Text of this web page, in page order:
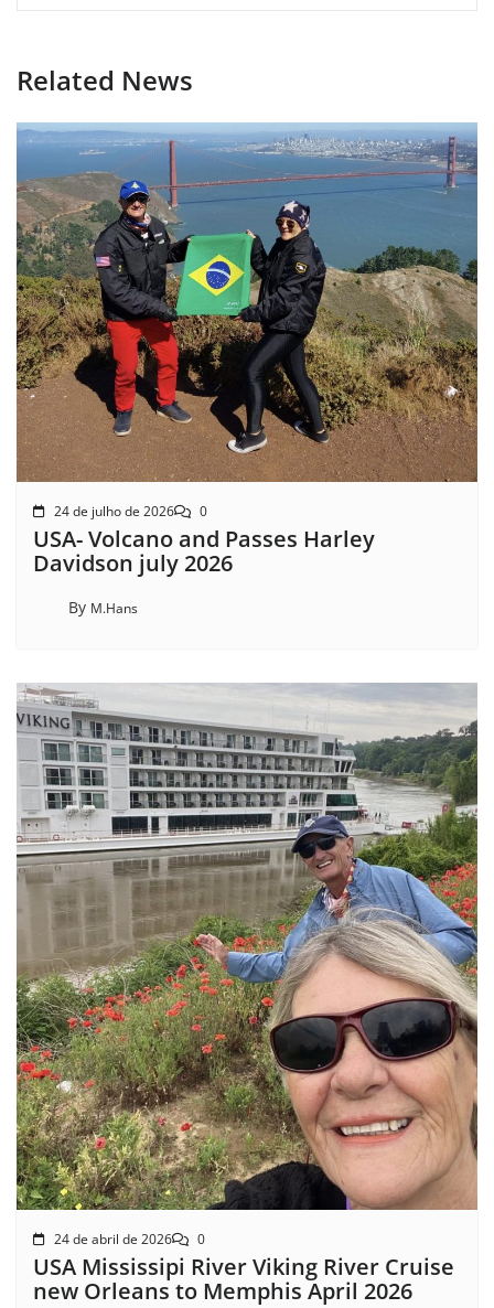
Related News
24 de julho de 2026 0
USA- Volcano and Passes Harley
Davidson july 2026
By M.Hans
24 de abril de 2026 0
USA Mississipi River Viking River Cruise
new Orleans to Memphis April 2026